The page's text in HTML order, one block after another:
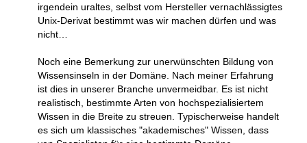
irgendein uraltes, selbst vom Hersteller vernachlässigtes
Unix-Derivat bestimmt was wir machen dürfen und was
nicht…
Noch eine Bemerkung zur unerwünschten Bildung von
Wissensinseln in der Domäne. Nach meiner Erfahrung
ist dies in unserer Branche unvermeidbar. Es ist nicht
realistisch, bestimmte Arten von hochspezialisiertem
Wissen in die Breite zu streuen. Typischerweise handelt
es sich um klassisches "akademisches" Wissen, dass